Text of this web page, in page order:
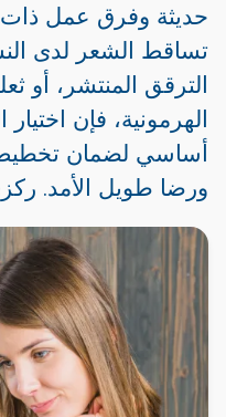
حديثة وفرق عمل
تساقط الشعر لدى
الترقق المنتشر، أو
الهرمونية، فإن اختيار
أساسي لضمان تخطيط
ورضا طويل الأمد.